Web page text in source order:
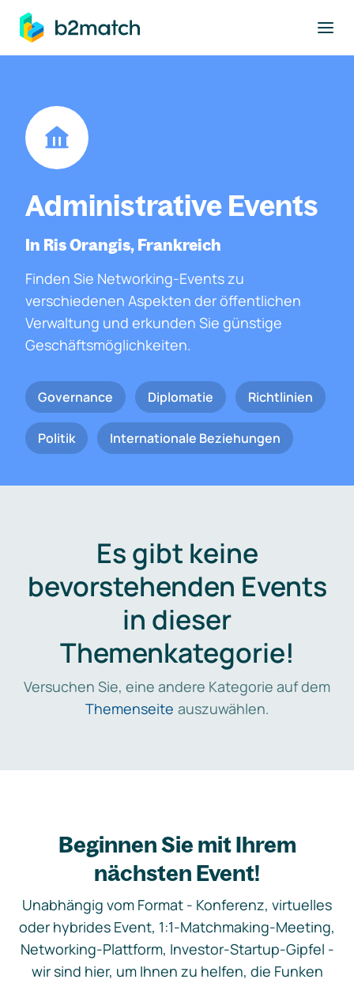
springen
Administrative Events
In Ris Orangis, Frankreich
Finden Sie Networking-Events zu
verschiedenen Aspekten der öffentlichen
Verwaltung und erkunden Sie günstige
Geschäftsmöglichkeiten.
Governance Diplomatie Richtlinien
Politik Internationale Beziehungen
Es gibt keine
bevorstehenden Events
in dieser
Themenkategorie!
Versuchen Sie, eine andere Kategorie auf dem
Themenseite auszuwählen.
Beginnen Sie mit Ihrem
nächsten Event!
Unabhängig vom Format - Konferenz, virtuelles
oder hybrides Event, 1:1-Matchmaking-Meeting,
Networking-Plattform, Investor-Startup-Gipfel -
wir sind hier, um Ihnen zu helfen, die Funken